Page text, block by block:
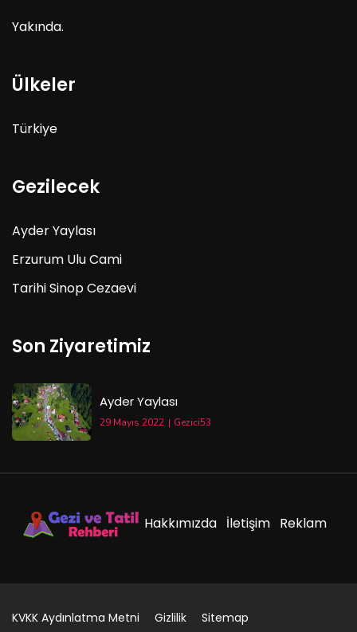
Yakında.
Ülkeler
Türkiye
Gezilecek
Ayder Yaylası
Erzurum Ulu Cami
Tarihi Sinop Cezaevi
Son Ziyaretimiz
Ayder Yaylası
29 Mayıs 2022 Gezici53
Hakkımızda İletişim Reklam
KVKK Aydınlatma Metni Gizlilik Sitemap